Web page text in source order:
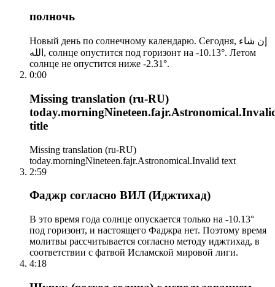
полночь
Новый день по солнечному календарю. Сегодня, إن شاء
الله, солнце опустится под горизонт на -10.13°. Летом
солнце не опустится ниже -2.31°.
0:00
Missing translation (ru-RU)
title
Missing translation (ru-RU)
today.morningNineteen.fajr.Astronomical.Invalid text
2:59
Фаджр согласно ВИЛ (Иджтихад)
В это время года солнце опускается только на -10.13°
под горизонт, и настоящего Фаджра нет. Поэтому время
молитвы рассчитывается согласно методу иджтихад, в
соответствии с фатвой Исламской мировой лиги.
4:18